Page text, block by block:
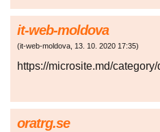
it-web-moldova
(it-web-moldova, 13. 10. 2020 17:35)
https://microsite.md/
oratrg.se